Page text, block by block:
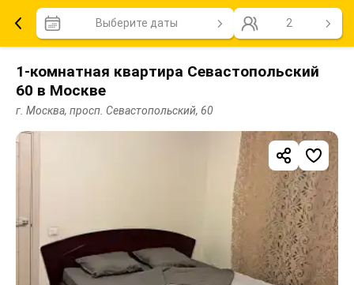
Выберите даты 2
1-комнатная квартира Севастопольский
60 в Москве
г. Москва, просп. Севастопольский, 60